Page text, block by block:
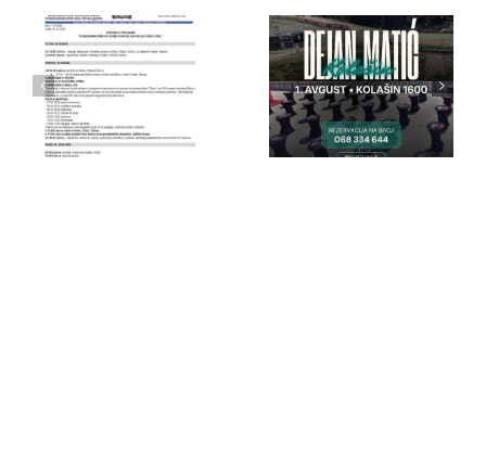
IPA Crna
Gora
IPA Crna
Gora